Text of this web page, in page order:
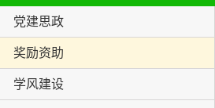
党建思政
奖励资助
学风建设